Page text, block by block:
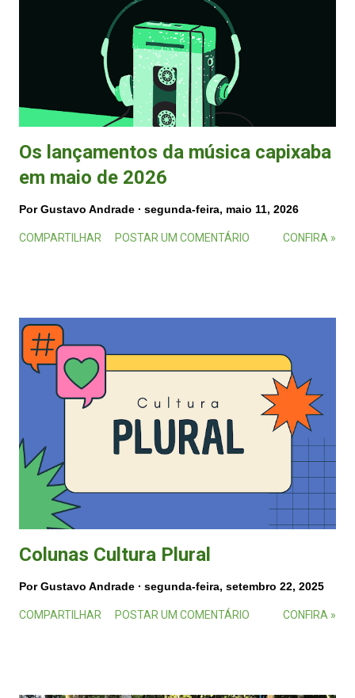
Os lançamentos da música capixaba
em maio de 2026
PorGustavo Andrade segunda-feira, maio 11, 2026
COMPARTILHAR POSTAR UM COMENTÁRIO CONFIRA »
Colunas Cultura Plural
PorGustavo Andrade segunda-feira, setembro 22, 2025
COMPARTILHAR POSTAR UM COMENTÁRIO CONFIRA »